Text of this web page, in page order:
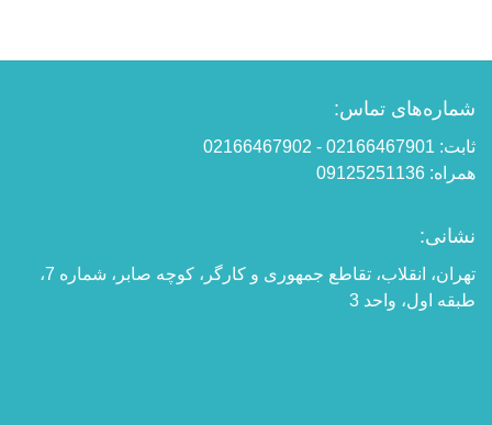
شماره‌های تماس:
ثابت: 02166467901 - 02166467902
همراه: 09125251136
نشانی:
تهران، انقلاب، تقاطع جمهوری و کارگر، کوچه صابر، شماره 7،
طبقه اول، واحد 3